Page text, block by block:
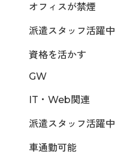
オフィスが禁煙
派遣スタッフ活躍中
資格を活かす
GW
IT・Web関連
派遣スタッフ活躍中
車通勤可能